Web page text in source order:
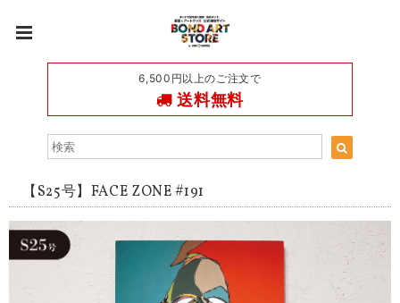
6,500円以上のご注文で
送料無料
【S25号】FACE ZONE #191